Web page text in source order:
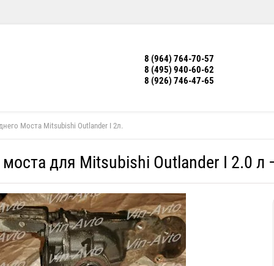
8 (964) 764-70-57
8 (495) 940-60-62
8 (926) 746-47-65
Моста Mitsubishi Outlander I 2л.
моста для Mitsubishi Outlander I 2.0